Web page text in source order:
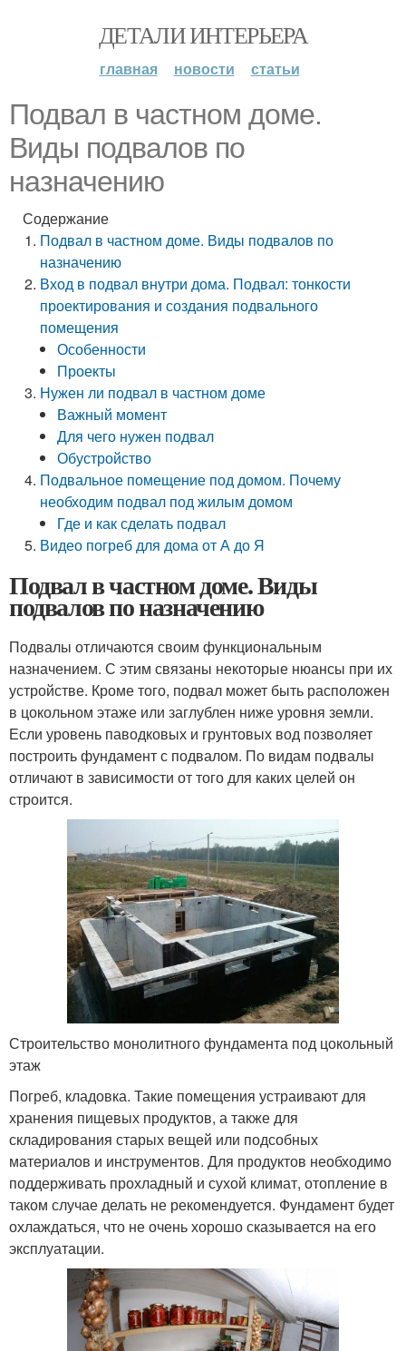
ДЕТАЛИ ИНТЕРЬЕРА
главная новости статьи
Подвал в частном доме.
Виды подвалов по
назначению
Содержание
Подвал в частном доме. Виды подвалов по
назначению
Вход в подвал внутри дома. Подвал: тонкости
проектирования и создания подвального
помещения
Особенности
Проекты
Нужен ли подвал в частном доме
Важный момент
Для чего нужен подвал
Обустройство
Подвальное помещение под домом. Почему
необходим подвал под жилым домом
Где и как сделать подвал
Видео погреб для дома от А до Я
Подвал в частном доме. Виды
подвалов по назначению
Подвалы отличаются своим функциональным
назначением. С этим связаны некоторые нюансы при их
устройстве. Кроме того, подвал может быть расположен
в цокольном этаже или заглублен ниже уровня земли.
Если уровень паводковых и грунтовых вод позволяет
построить фундамент с подвалом. По видам подвалы
отличают в зависимости от того для каких целей он
строится.
Строительство монолитного фундамента под цокольный
этаж
Погреб, кладовка. Такие помещения устраивают для
хранения пищевых продуктов, а также для
складирования старых вещей или подсобных
материалов и инструментов. Для продуктов необходимо
поддерживать прохладный и сухой климат, отопление в
таком случае делать не рекомендуется. Фундамент будет
охлаждаться, что не очень хорошо сказывается на его
эксплуатации.